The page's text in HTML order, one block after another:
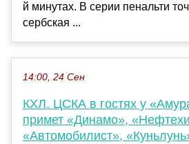
й минутах. В серии пенальти
сербская ...
14:00, 24 Сен
КХЛ. ЦСКА в гостях у
примет «Динамо»,
«Автомобилист»,